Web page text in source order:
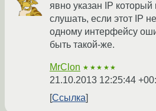
явно указан IP
слушать, если этот IP
одному интерфейсу
быть такой-же.
MrClon ★★★★★
21.10.2013 12:25:44
Ссылка